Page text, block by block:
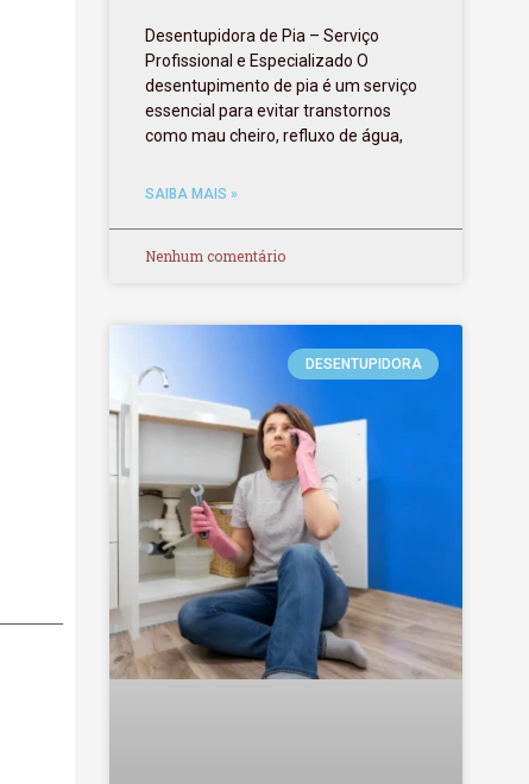
Desentupidora de Pia – Serviço
Profissional e Especializado O
desentupimento de pia é um serviço
essencial para evitar transtornos
como mau cheiro, refluxo de água,
SAIBA MAIS »
Nenhum comentário
DESENTUPIDORA